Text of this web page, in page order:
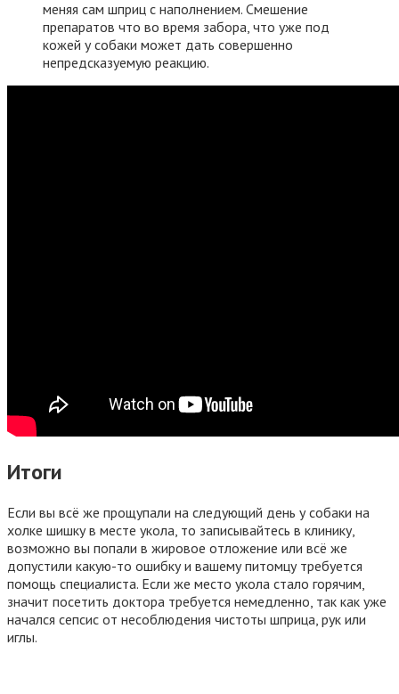
меняя сам шприц с наполнением. Смешение
препаратов что во время забора, что уже под
кожей у собаки может дать совершенно
непредсказуемую реакцию.
Итоги
Если вы всё же прощупали на следующий день у собаки на
холке шишку в месте укола, то записывайтесь в клинику,
возможно вы попали в жировое отложение или всё же
допустили какую-то ошибку и вашему питомцу требуется
помощь специалиста. Если же место укола стало горячим,
значит посетить доктора требуется немедленно, так как уже
начался сепсис от несоблюдения чистоты шприца, рук или
иглы.